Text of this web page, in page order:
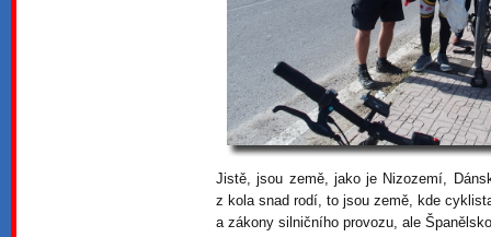
Jistě, jsou země, jako je Nizozemí,
z kola snad rodí, to jsou země, kde
a zákony silničního provozu, ale